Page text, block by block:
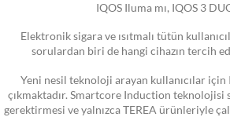
IQOS Iluma mı, IQOS 3
Elektronik sigara ve ısıtmalı tütün
sorulardan biri de hangi cihazın tercih
Yeni nesil teknoloji arayan kullanıcılar için
çıkmaktadır. Smartcore Induction teknolojisi
gerektirmesi ve yalnızca TEREA ürünleriyle